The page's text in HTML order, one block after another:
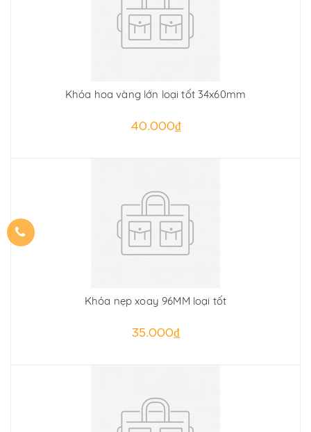
Khóa hoa vàng lớn loại tốt 34x60mm
40.000₫
Khóa nẹp xoay 96MM loại tốt
35.000₫